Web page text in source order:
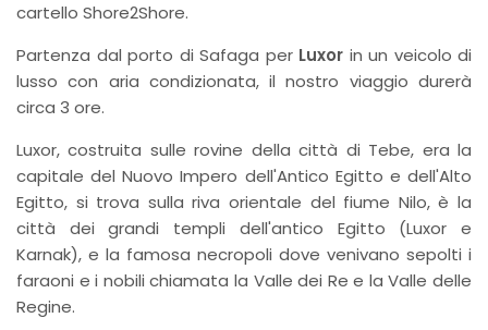
cartello Shore2Shore.
Partenza dal porto di Safaga per Luxor in un veicolo di
lusso con aria condizionata, il nostro viaggio durerà
circa 3 ore.
Luxor, costruita sulle rovine della città di Tebe, era la
capitale del Nuovo Impero dell'Antico Egitto e dell'Alto
Egitto, si trova sulla riva orientale del fiume Nilo, è la
città dei grandi templi dell'antico Egitto (Luxor e
Karnak), e la famosa necropoli dove venivano sepolti i
faraoni e i nobili chiamata la Valle dei Re e la Valle delle
Regine.